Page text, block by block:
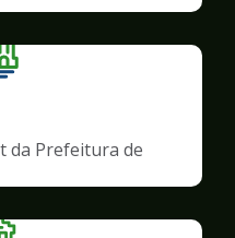
da Prefeitura de